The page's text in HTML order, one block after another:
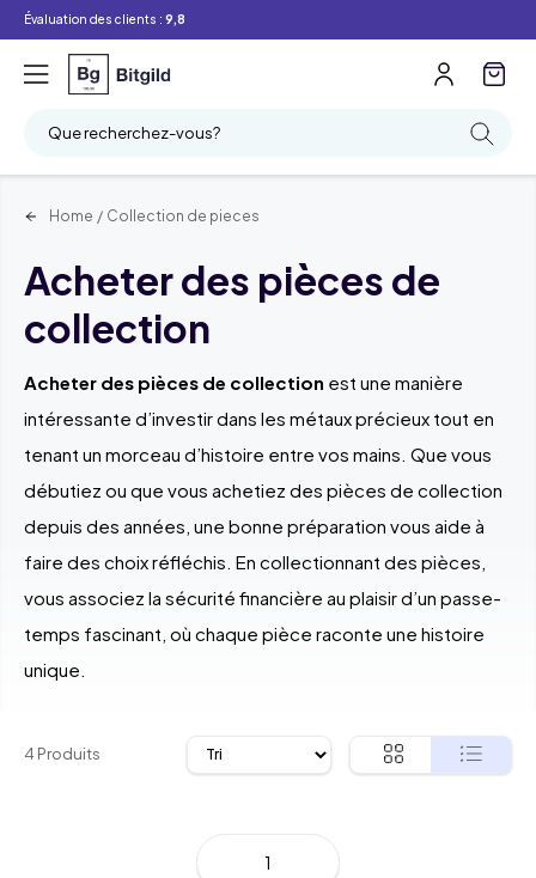
Évaluation des clients : 9,8
Que recherchez-vous?
Home / Collection de pieces
Acheter des pièces de
collection
Acheter des pièces de collection est une manière
intéressante d’investir dans les métaux précieux tout en
tenant un morceau d’histoire entre vos mains. Que vous
débutiez ou que vous achetiez des pièces de collection
depuis des années, une bonne préparation vous aide à
faire des choix réfléchis. En collectionnant des pièces,
vous associez la sécurité financière au plaisir d’un passe-
temps fascinant, où chaque pièce raconte une histoire
unique.
4 Produits
1